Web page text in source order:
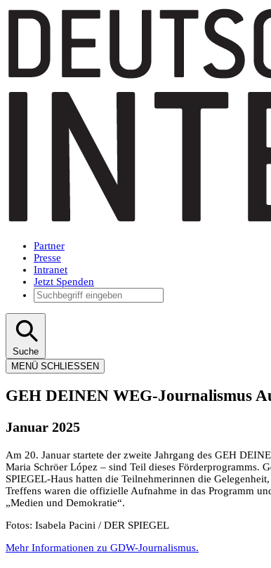
Partner
Presse
Intranet
Jetzt Spenden
Suche
MENÜ SCHLIESSEN
GEH DEINEN WEG-Journalismus
Januar 2025
Am 20. Januar startete der zweite Jahrgang des GEH
Maria Schröer López – sind Teil dieses Förderprogramms.
SPIEGEL-Haus hatten die Teilnehmerinnen die
Treffens waren die offizielle Aufnahme in das Programm
„Medien und Demokratie“.
Fotos: Isabela Pacini / DER SPIEGEL
Mehr Informationen zu GDW-Journalismus.